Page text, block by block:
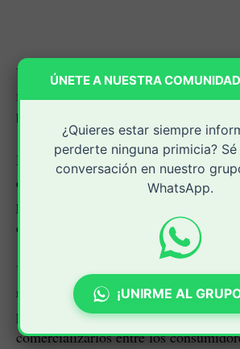
Una ama de casa de 36 años de edad
flagrancia al ser sorprendida
bazuco.
De acuerdo con la versión de la
esta ciudadana se registró en medio
policiales que a diario se adelantan en
de Santander de Quilichao.
"Nuestros uniformados requirieron a
requisa, de esta forma encontraron en
papelesta de bazuco, posiblemente
comercializarlos entre los
ÚNETE A NUESTRA
¿Quieres estar siempre
perderte ninguna primicia?
conversación en nuestro
WhatsApp.
¡UNIRME AL